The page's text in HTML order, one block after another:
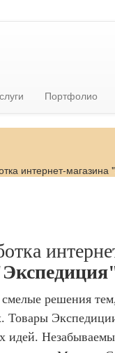
Портфолио
смелые решения
Товары
идей.